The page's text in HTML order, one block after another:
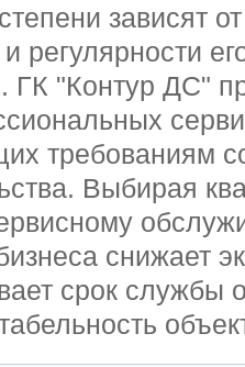
зависят
регулярности
ГК "Контур ДС"
требованиям
Выбирая
снижает
срок службы